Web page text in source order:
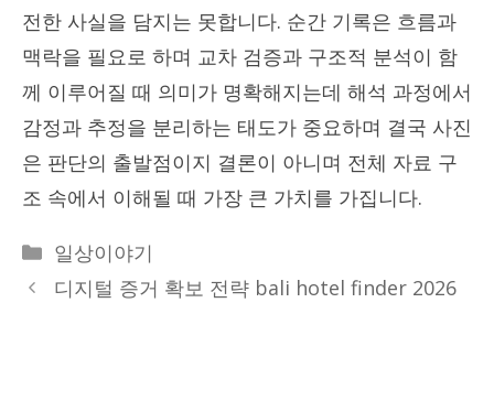
전한 사실을 담지는 못합니다. 순간 기록은 흐름과
맥락을 필요로 하며 교차 검증과 구조적 분석이 함
께 이루어질 때 의미가 명확해지는데 해석 과정에서
감정과 추정을 분리하는 태도가 중요하며 결국 사진
은 판단의 출발점이지 결론이 아니며 전체 자료 구
조 속에서 이해될 때 가장 큰 가치를 가집니다.
Categories
일상이야기
디지털 증거 확보 전략 bali hotel finder 2026